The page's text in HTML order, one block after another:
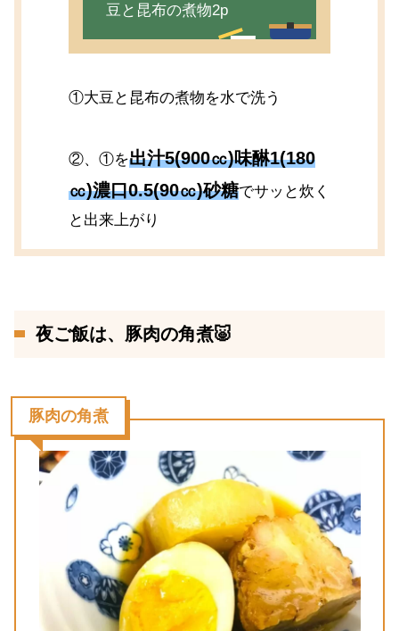
豆と昆布の煮物2p
①大豆と昆布の煮物を水で洗う
②、①を出汁5(900㏄)味醂1(180
㏄)濃口0.5(90㏄)砂糖でサッと炊く
と出来上がり
夜ご飯は、豚肉の角煮🐷
豚肉の角煮